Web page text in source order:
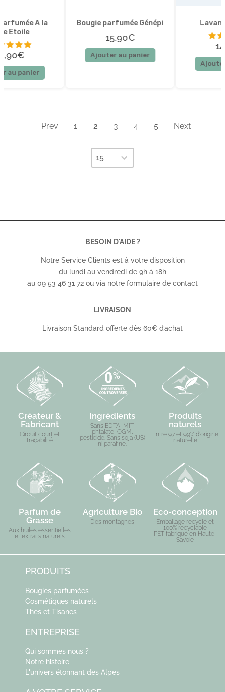
Bougie parfumée Génépi Lavande – 500ml
5 sur 5
Ajouter au panier
Prev 1 2 3 4 5 Next
Sélectionnez un nombre par page
15
Sélectionnez un nombre par page
BESOIN D'AIDE ?
Notre Service Clients est à votre disposition
du lundi au vendredi de 9h à 18h
au 09 53 46 31 72 ou via notre formulaire de contact
LIVRAISON
Livraison Standard offerte dès 60€ d’achat
Créateur &
Fabricant
Circuit court et
traçabilité
Ingrédients
Sans EDTA, MIT,
phtalate, OGM,
pesticide. Sans soja (US)
ni parafine.
Produits
naturels
Entre 97 et 99% d'origine
naturelle
Parfum de
Grasse
Aux huiles essentielles
et extraits naturels
Agriculture Bio
Des montagnes
Eco-conception
Emballage recyclé et
100% recyclable
PET fabriqué en Haute-
Savoie
PRODUITS
Bougies parfumées
Cosmétiques naturels
Thés et Tisanes
ENTREPRISE
Qui sommes nous ?
Notre histoire
L'univers étonnant des Alpes